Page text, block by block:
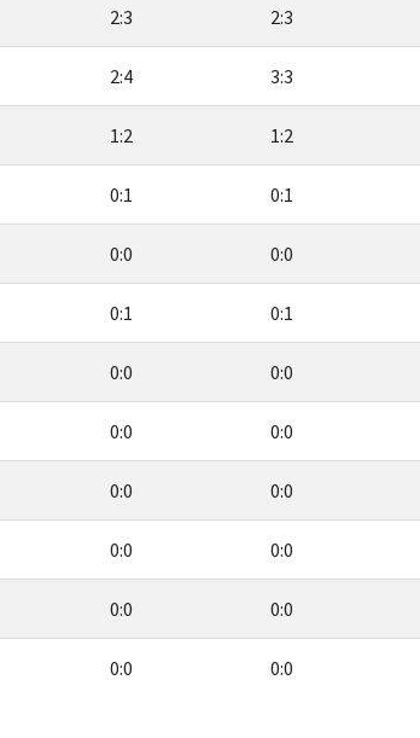
2:3 2:3
2:4 3:3
1:2 1:2
0:1 0:1
0:0 0:0
0:1 0:1
0:0 0:0
0:0 0:0
0:0 0:0
0:0 0:0
0:0 0:0
0:0 0:0